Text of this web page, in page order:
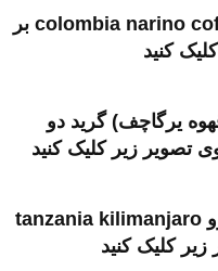
برای خرید قهوه کلمبیا نارینو colombia narino coffee بر
کنید
یرگاچف) گرید دو
برای خرید قهوه تانزانیا کلیمانجارو tanzania kilimanjaro